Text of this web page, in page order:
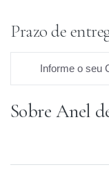
Prazo de
Informe o seu
Prazo
Sobre Anel